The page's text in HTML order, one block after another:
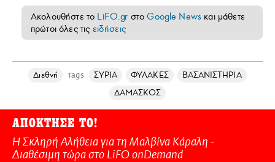
Ακολουθήστε το LiFO.gr στοGoogle News και μάθετε
πρώτοι όλες τις ειδήσεις
Διεθνή Tags ΣΥΡΙΑ ΦΥΛΑΚΕΣ
ΒΑΣΑΝΙΣΤΗΡΙΑ
ΔΑΜΑΣΚΟΣ
ΑΠΟΚΤΗΣΕ ΤΟ!
Η Σκληρή Αλήθεια για τη Μαλβίνα Κάραλη -
Διαθέσιμη τώρα στo LiFO onDemand